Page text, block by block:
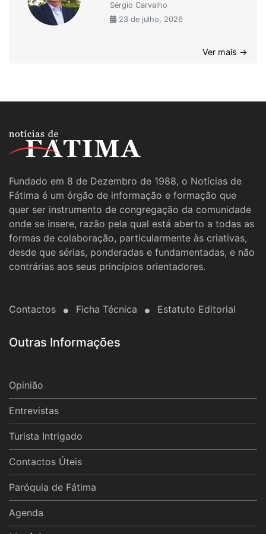
Sérgio Carvalho
23 de julho, 2026
Ver mais →
Fundado em 8 de Dezembro de 1988, o Notícias de
Fátima é um órgão de informação e formação que
quer ser instrumento de congregação da comunidade
onde se insere, razão pela qual está aberto a todas as
formas de colaboração, particularmente às criativas,
desde que sérias, ponderadas e fundamentadas, e não
contrárias aos seus princípios orientadores.
Contactos Ficha Técnica Estatuto Editorial
Outras Informações
Opinião
Entrevistas
Turista Intrigado
Contactos Úteis
Paróquia de Fátima
Agenda